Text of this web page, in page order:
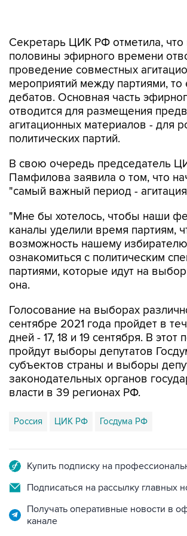
проведение совместных
мероприятий между партиями, то
дебатов. Основная часть
отводится для размещения
агитационных материалов - для
политических партий.
В свою очередь председатель
"самый важный период - агитация
"Мне бы хотелось, чтобы наши
возможность нашему избирателю
ознакомиться с политическим
партиями, которые идут на
она.
Голосование на выборах
дней - 17, 18 и 19 сентября. В этот
пройдут выборы депутатов
субъектов страны и выборы
законодательных органов
власти в 39 регионах РФ.
Россия ЦИК РФ Госдума РФ
Подписаться на рассылку главных
Получать оперативные новости в